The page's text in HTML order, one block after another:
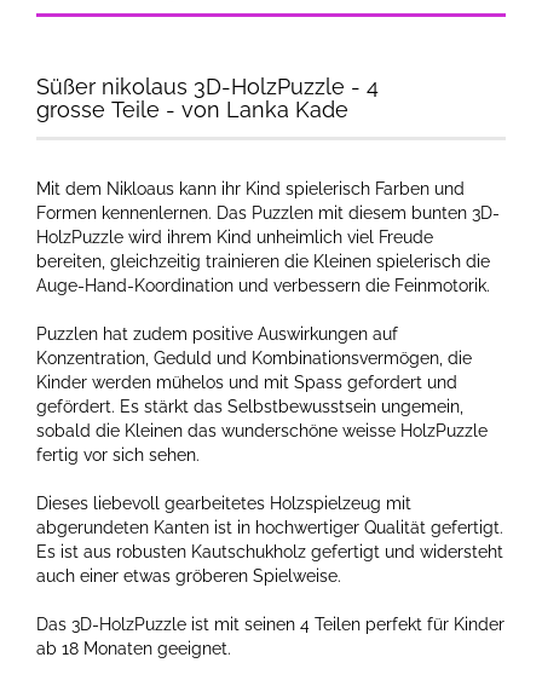
Süßer nikolaus 3D-HolzPuzzle - 4
grosse Teile - von Lanka Kade
Mit dem Nikloaus kann ihr Kind spielerisch Farben und
Formen kennenlernen. Das Puzzlen mit diesem bunten 3D-
HolzPuzzle wird ihrem Kind unheimlich viel Freude
bereiten, gleichzeitig trainieren die Kleinen spielerisch die
Auge-Hand-Koordination und verbessern die Feinmotorik.
Puzzlen hat zudem positive Auswirkungen auf
Konzentration, Geduld und Kombinationsvermögen, die
Kinder werden mühelos und mit Spass gefordert und
gefördert. Es stärkt das Selbstbewusstsein ungemein,
sobald die Kleinen das wunderschöne weisse HolzPuzzle
fertig vor sich sehen.
Dieses liebevoll gearbeitetes Holzspielzeug mit
abgerundeten Kanten ist in hochwertiger Qualität gefertigt.
Es ist aus robusten Kautschukholz gefertigt und widersteht
auch einer etwas gröberen Spielweise.
Das 3D-HolzPuzzle ist mit seinen 4 Teilen perfekt für Kinder
ab 18 Monaten geeignet.